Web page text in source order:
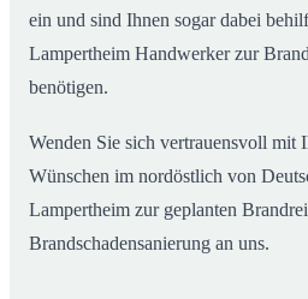
ein und sind Ihnen sogar dabei
Lampertheim Handwerker zur
benötigen.
Wenden Sie sich vertrauensvoll mit
Wünschen im nordöstlich von
Lampertheim zur geplanten
Brandschadensanierung an uns.